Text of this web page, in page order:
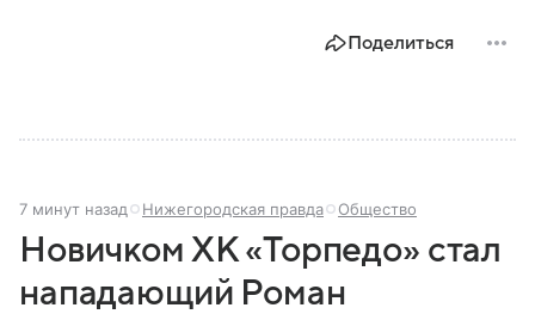
Поделиться
7 минут назад Нижегородская правда Общество
Новичком ХК «Торпедо» стал
нападающий Роман